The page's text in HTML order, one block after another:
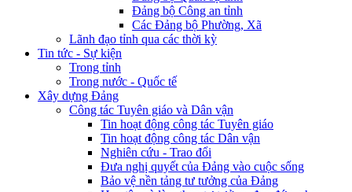
Đảng bộ Công an tỉnh
Các Đảng bộ Phường, Xã
Lãnh đạo tỉnh qua các thời kỳ
Tin tức - Sự kiện
Trong tỉnh
Trong nước - Quốc tế
Xây dựng Đảng
Công tác Tuyên giáo và Dân vận
Tin hoạt động công tác Tuyên giáo
Tin hoạt động công tác Dân vận
Nghiên cứu - Trao đổi
Đưa nghị quyết của Đảng vào cuộc sống
Bảo vệ nền tảng tư tưởng của Đảng